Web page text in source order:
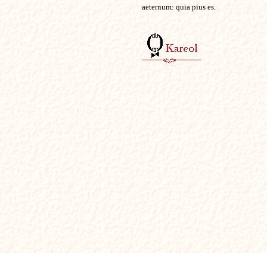
aeternum: quia pius es.